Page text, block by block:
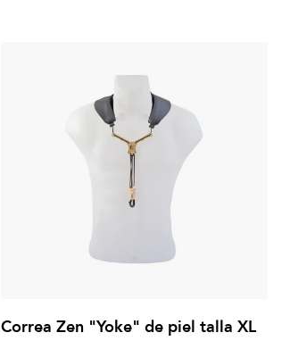
Correa Zen "Yoke" de piel talla XL